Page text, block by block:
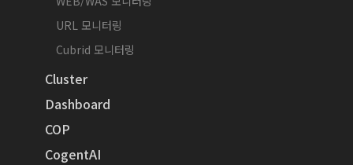
URL 모니터링
Cubrid 모니터링
Cluster
Dashboard
COP
CogentAI